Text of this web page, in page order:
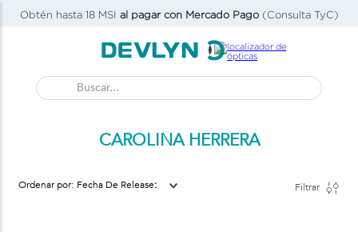
Obtén hasta 18 MSI al pagar con Mercado Pago(Consulta TyC)
Buscar...
CAROLINA HERRERA
Fecha De Release Filtrar